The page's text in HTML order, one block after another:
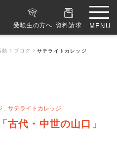
受験生の方へ 資料請求
動 ブログ サテライトカレッジ
サテライトカレッジ
古代・中世の山口」